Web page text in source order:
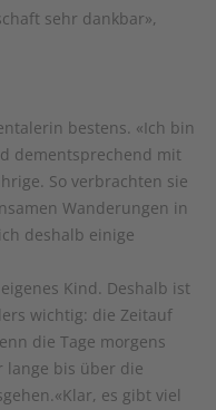
sehr dankbar»,
bestens. «Ich bin
dementsprechend mit
So verbrachten sie
Wanderungen in
deshalb einige
Kind. Deshalb ist
wichtig: die Zeitauf
die Tage morgens
lange bis über die
es gibt viel